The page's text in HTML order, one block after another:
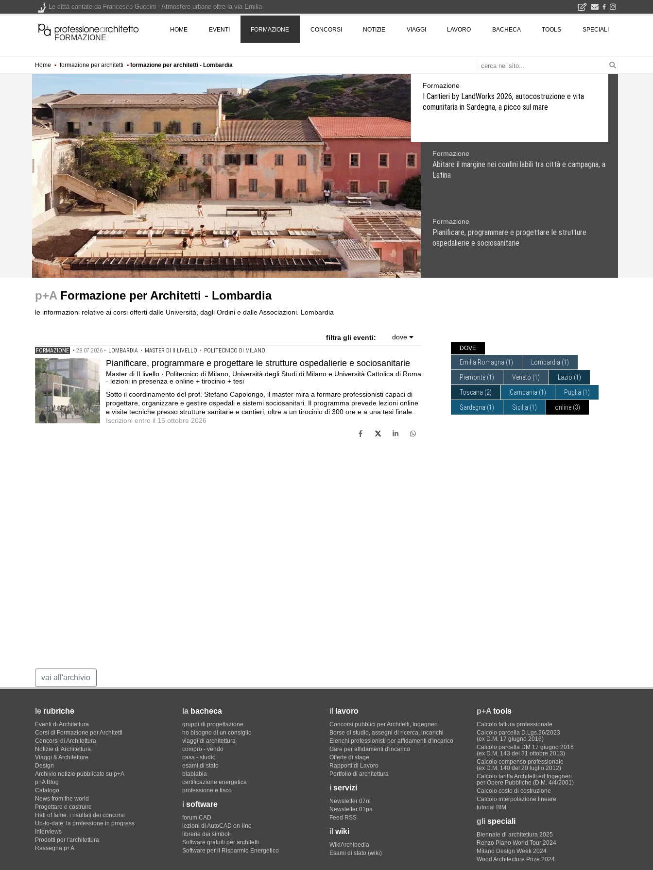
FORMAZIONE
HOME EVENTI FORMAZIONE CONCORSI NOTIZIE VIAGGI LAVORO BACHECA TOOLS SPECIALI
Home ▪ formazione per architetti ▪ formazione per architetti - Lombardia
I Cantieri by LandWorks 2026, autocostruzione e vita comunitaria in Sardegna, a picco sul mare .Workshop di
autocostruzione e rigenerazione urbana nell'ex borgo minerario dell'Argentiera · 3 turni
Abitare il margine nei confini labili tra città e campagna, a Latina .Summer school per studenti e docenti
universitari · Casa dell'Architettura di Latina · Iscrizioni entro il 20 agosto 2026
Pianificare, programmare e progettare le strutture ospedalierie e sociosanitarie .Master di II livello · Politecnico di
Milano, Università degli Studi di Milano e Università Cattolica di Roma · lezioni in presenza e online + tirocinio +
Formazione
I Cantieri by LandWorks 2026, autocostruzione e vita
comunitaria in Sardegna, a picco sul mare
Formazione
Abitare il margine nei confini labili tra città e campagna, a
Latina
Formazione
Pianificare, programmare e progettare le strutture
ospedalierie e sociosanitarie
p+A Formazione per Architetti - Lombardia
le informazioni relative ai corsi offerti dalle Università, dagli Ordini e dalle Associazioni. Lombardia
filtra gli eventi: dove
FORMAZIONE • 28.07.2026 • LOMBARDIA • MASTER DI II LIVELLO • POLITECNICO DI MILANO
Pianificare, programmare e progettare le strutture ospedalierie e sociosanitarie
Master di II livello · Politecnico di Milano, Università degli Studi di Milano e Università Cattolica di Roma
· lezioni in presenza e online + tirocinio + tesi
Sotto il coordinamento del prof. Stefano Capolongo, il master mira a formare professionisti capaci di
progettare, organizzare e gestire ospedali e sistemi sociosanitari. Il programma prevede lezioni online
e visite tecniche presso strutture sanitarie e cantieri, oltre a un tirocinio di 300 ore e a una tesi finale.
Iscrizioni entro il 15 ottobre 2026
vai all'archivio
DOVE
Emilia Romagna (1) Lombardia (1)
Piemonte (1) Veneto (1) Lazio (1)
Toscana (2) Campania (1) Puglia (1)
Sardegna (1) Sicilia (1) online (3)
le rubriche
Eventi di Architettura
Corsi di Formazione per Architetti
Concorsi di Architettura
Notizie di Architettura
Viaggi & Architetture
Design
Archivio notizie pubblicate su p+A
p+A Blog
Catalogo
News from the world
Progettare e costruire
Hall of fame. i risultati dei concorsi
Up-to-date: la professione in progress
Interviews
Prodotti per l'architettura
Rassegna p+A
la bacheca
gruppi di progettazione
ho bisogno di un consiglio
viaggi di architettura
compro - vendo
casa - studio
esami di stato
blablabla
certificazione energetica
professione e fisco
i software
forum CAD
lezioni di AutoCAD on-line
librerie dei simboli
Software gratuiti per architetti
Software per il Risparmio Energetico
il lavoro
Concorsi pubblici per Architetti, Ingegneri
Borse di studio, assegni di ricerca, incarichi
Elenchi professionisti per affidamenti d'incarico
Gare per affidamenti d'incarico
Offerte di stage
Rapporti di Lavoro
Portfolio di architettura
i servizi
Newsletter 07nl
Newsletter 01pa
Feed RSS
il wiki
WikiArchipedia
Esami di stato (wiki)
p+A tools
Calcolo fattura professionale
Calcolo parcella D.Lgs.36/2023
(ex D.M. 17 giugno 2016)
Calcolo parcella DM 17 giugno 2016
(ex D.M. 143 del 31 ottobre 2013)
Calcolo compenso professionale
(ex D.M. 140 del 20 luglio 2012)
Calcolo tariffa Architetti ed Ingegneri
per Opere Pubbliche (D.M. 4/4/2001)
Calcolo costo di costruzione
Calcolo interpolazione lineare
tutorial BIM
gli speciali
Biennale di architettura 2025
Renzo Piano World Tour 2024
Milano Design Week 2024
Wood Architecture Prize 2024
Le città cantate da Francesco Guccini - Atmosfere urbane oltre la via Emilia
200 manifesti per i 200 anni di Carlo Collodi, creatore di Pinocchio - Call di grafica promossa dal Museo MAGMA per la realizzazione di una mostra